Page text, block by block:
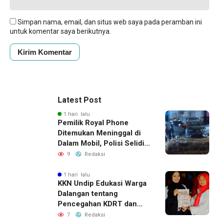
Simpan nama, email, dan situs web saya pada peramban ini
untuk komentar saya berikutnya.
Latest Post
1 hari lalu
Pemilik Royal Phone
Ditemukan Meninggal di
Dalam Mobil, Polisi Selidiki
Dugaan Keterkaitan
9 Redaksi
1 hari lalu
KKN Undip Edukasi Warga
Dalangan tentang
Pencegahan KDRT dan
Komunikasi Keluarga
7 Redaksi